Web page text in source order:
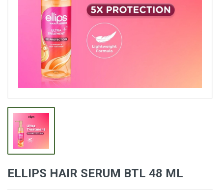
ELLIPS HAIR SERUM BTL 48 ML